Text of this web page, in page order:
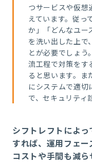
つサービスや仮想
えています。従っ
か」「どんなユー
を洗い出した上で
とが必要でしょ
流工程で対策をす
ると思います。ま
にシステムで適
で、セキュリティ
シフトレフトによ
すれば、運用フェ
コストや手間も減ら